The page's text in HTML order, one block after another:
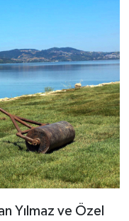
Yılmaz ve Özel